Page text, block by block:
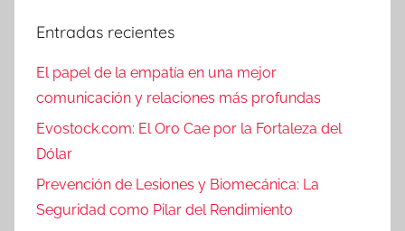
Entradas recientes
El papel de la empatía en una mejor
comunicación y relaciones más profundas
Evostock.com: El Oro Cae por la Fortaleza del
Dólar
Prevención de Lesiones y Biomecánica: La
Seguridad como Pilar del Rendimiento